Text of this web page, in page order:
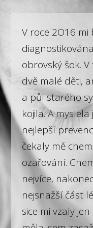
V roce 2O16
obrovský šok.
dvě malé děti,
a půl starého
kojila. A myslela
nejlepší
čekaly mě
ozařování.
nejvíce,
nejsnažší část
sice mi vzaly